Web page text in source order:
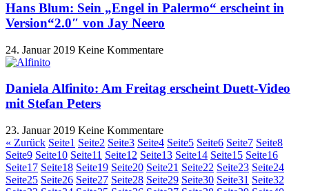
Hans Blum: Sein „Engel in Palermo“ erscheint in
Version“2.0″ von Jay Neero
24. Januar 2019 Keine Kommentare
Daniela Alfinito: Am Freitag erscheint Duett-Video
mit Stefan Peters
23. Januar 2019 Keine Kommentare
« Zurück Seite1 Seite2 Seite3 Seite4 Seite5 Seite6 Seite7 Seite8
Seite9 Seite10 Seite11 Seite12 Seite13 Seite14 Seite15 Seite16
Seite17 Seite18 Seite19 Seite20 Seite21 Seite22 Seite23 Seite24
Seite25 Seite26 Seite27 Seite28 Seite29 Seite30 Seite31 Seite32